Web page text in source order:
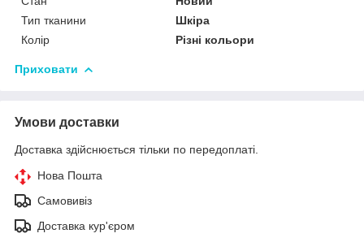
Тип тканини
Шкіра
Колір
Різні кольори
Приховати
Умови доставки
Доставка здійснюється тільки по передоплаті.
Нова Пошта
Самовивіз
Доставка кур'єром